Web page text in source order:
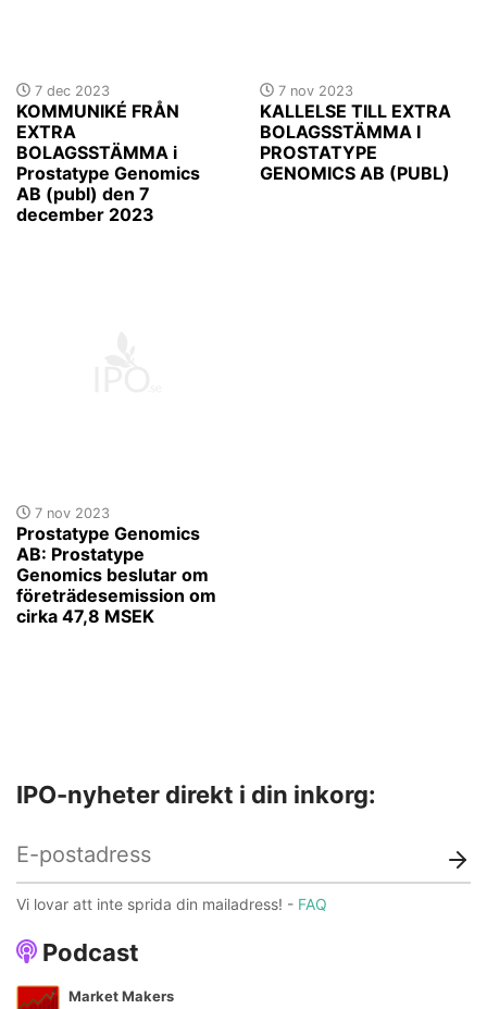
7 dec 2023
KOMMUNIKÉ FRÅN
EXTRA
BOLAGSSTÄMMA i
Prostatype Genomics
AB (publ) den 7
december 2023
7 nov 2023
KALLELSE TILL EXTRA
BOLAGSSTÄMMA I
PROSTATYPE
GENOMICS AB (PUBL)
7 nov 2023
Prostatype Genomics
AB: Prostatype
Genomics beslutar om
företrädesemission om
cirka 47,8 MSEK
Podcast
Market Makers
IPO-nyheter direkt i din inkorg:
Vi lovar att inte sprida din mailadress! - FAQ